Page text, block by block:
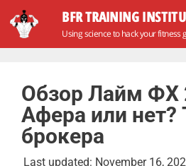
BFR TRAINING
Using science to hack your fitness
Обзор Лайм ФХ
Афера или нет?
брокера
Last updated: November 16,